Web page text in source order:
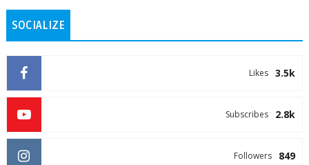
SOCIALIZE
3.5k
Likes
2.8k
Subscribes
849
Followers